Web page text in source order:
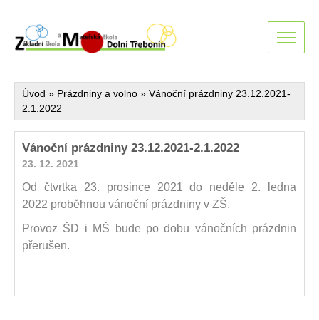
Úvod » Prázdniny a volno » Vánoční prázdniny 23.12.2021-
2.1.2022
Vánoční prázdniny 23.12.2021-2.1.2022
23. 12. 2021
Od čtvrtka 23. prosince 2021 do neděle 2. ledna
2022 proběhnou vánoční prázdniny v ZŠ.
Provoz ŠD i MŠ bude po dobu vánočních prázdnin
přerušen.